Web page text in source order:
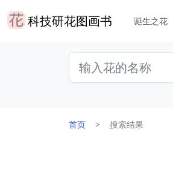
科技研花图画书 诞生之花
首页 搜索结果